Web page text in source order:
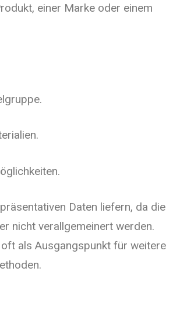
einer Marke oder einem
Daten liefern, da die
nicht verallgemeinert werden.
als Ausgangspunkt für weitere